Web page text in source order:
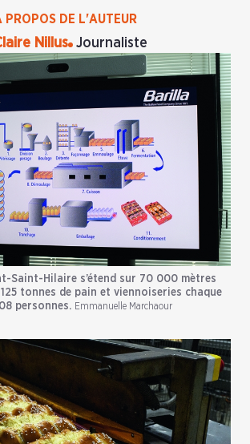
PROPOS DE L'AUTEUR
Nillus Journaliste
Saint-Hilaire s’étend sur 70 000 mètres
tonnes de pain et viennoiseries chaque
personnes. Emmanuelle Marchaour